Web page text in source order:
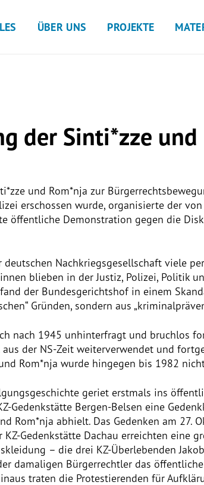
ÜBER UNS PROJEKTE
der Sinti*zze und
und Rom*nja zur
erschossen wurde, organisierte der
öffentliche Demonstration gegen die
Nachkriegsgesellschaft viele
blieben in der Justiz, Polizei, Politik
der Bundesgerichtshof in einem
Gründen, sondern aus
nach 1945 unhinterfragt und bruchlos
der NS-Zeit weiterverwendet und
Rom*nja wurde hingegen bis 1982
geriet erstmals ins
Gedenkstätte Bergen-Belsen eine
Rom*nja abhielt. Das Gedenken am 27.
Gedenkstätte Dachau erreichten eine
– die drei KZ-Überlebenden
damaligen Bürgerrechtler das
traten die Protestierenden für